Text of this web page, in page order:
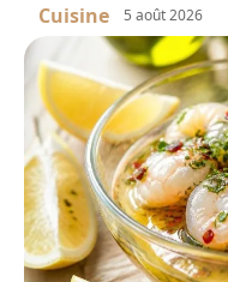
Cuisine 5 août 2026